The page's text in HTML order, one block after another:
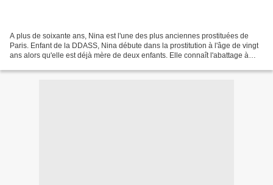
A plus de soixante ans, Nina est l'une des plus anciennes prostituées de
Paris. Enfant de la DDASS, Nina débute dans la prostitution à l'âge de vingt
ans alors qu'elle est déjà mère de deux enfants. Elle connaît l'abattage à